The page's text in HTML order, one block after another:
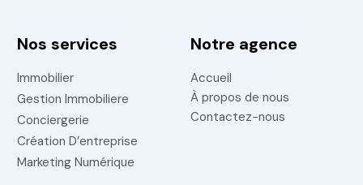
Nos services
Immobilier
Gestion Immobiliere
Conciergerie
Création D’entreprise
Marketing Numérique
Notre agence
Accueil
À propos de nous
Contactez-nous